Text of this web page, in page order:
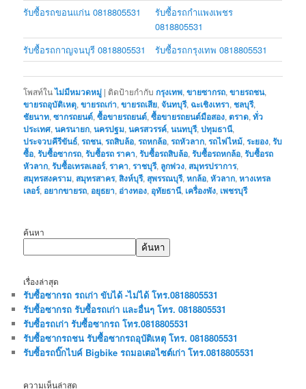
รับซื้อรถขอนแก่น 0818805531
รับซื้อรถกำแพงเพชร
0818805531
รับซื้อรถกาญจนบุรี 0818805531
รับซื้อรถกรุงเทพ 0818805531
โพสท์ในไม่มีหมวดหมู่ | ติดป้ายกำกับ กรุงเทพ,ขายซากรถ,ขายรถชน,
ขายรถอุบัติเหตุ,ขายรถเก่า,ขายรถเสีย,จันทบุรี, ฉะเชิงเทรา,ชลบุรี,
ชัยนาท,ซากรถยนต์,ซื้อขายรถยนต์,ซื้อขายรถยนต์มือสอง,ตราด,ทั่ว
ประเทศ,นครนายก,นครปฐม,นครสวรรค์,นนทบุรี,ปทุมธานี,
ประจวบคีรีขันธ์,รถชน,รถสิบล้อ,รถหกล้อ,รถหัวลาก,รถไฟไหม้,ระยอง,รับ
ซื้อ,รับซื้อซากรถ,รับซื้อรถ ราคา,รับซื้อรถสิบล้อ,รับซื้อรถหกล้อ,รับซื้อรถ
หัวลาก,รับซื้อเทรลเลอร์,ราคา,ราชบุรี, ลูกพ่วง, สมุทรปราการ,
สมุทรสงคราม, สมุทรสาคร,สิงห์บุรี, สุพรรณบุรี,หกล้อ,หัวลาก,หางเทรล
เลอร์, อยากขายรถ, อยุธยา, อ่างทอง, อุทัยธานี, เครื่องพัง, เพชรบุรี
ค้นหา
ค้นหา
เรื่องล่าสุด
รับซื้อซากรถ รถเก่า ขับได้ -ไม่ได้ โทร.0818805531
รับซื้อซากรถ รับซื้อรถเก่า และอื่นๆ โทร. 0818805531
รับซื้อรถเก่า รับซื้อซากรถ โทร.0818805531
รับซื้อซากรถชน รับซื้อซากรถอุบัติเหตุ โทร. 0818805531
รับซื้อรถบิ๊กไบค์ Bigbike รถมอเตอไซต์เก่า โทร.0818805531
ความเห็นล่าสุด